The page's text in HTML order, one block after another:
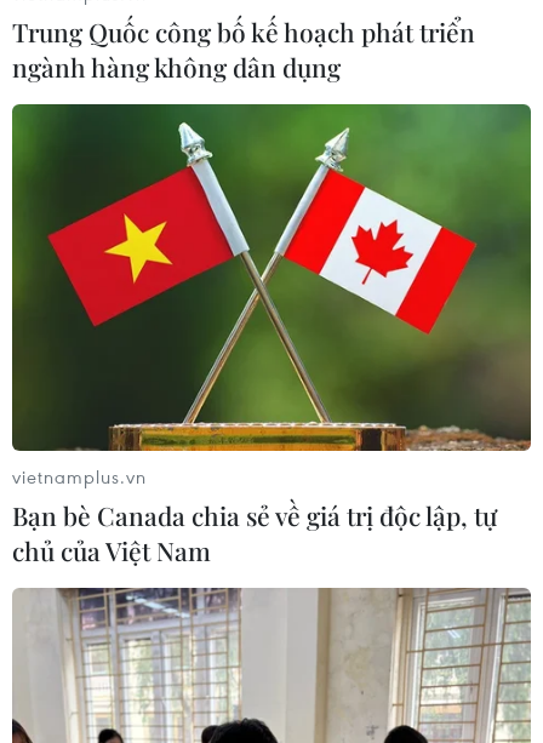
TIN CÙNG CHUYÊN MỤC
Australia điều tra vụ hai máy bay suýt
va chạm tại sân bay Sydney
09/08/2026 07:04
Dấu mốc quan trọng đưa quan hệ
Việt Nam-New Zealand phát triển
Trung Quốc công bố kế hoạch phát triển
ngành hàng không dân dụng
vietnamplus.vn
Bạn bè Canada chia sẻ về giá trị độc lập, tự
chủ của Việt Nam